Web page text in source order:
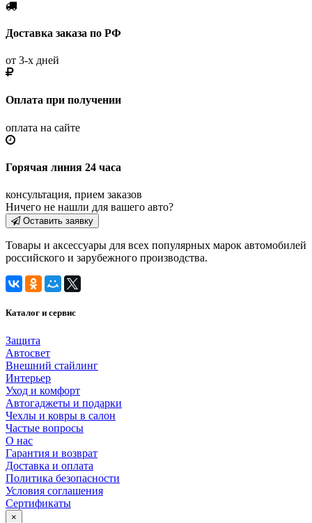
Доставка заказа по РФ
от 3-х дней
Оплата при получении
оплата на сайте
Горячая линия 24 часа
консультация, прием заказов
Ничего не нашли для вашего авто?
Оставить заявку
Товары и аксессуары для всех популярных марок автомобилей
российского и зарубежного производства.
Каталог и сервис
Защита
Автосвет
Внешний стайлинг
Интерьер
Уход и комфорт
Автогаджеты и подарки
Чехлы и ковры в салон
Частые вопросы
О нас
Гарантия и возврат
Доставка и оплата
Политика безопасности
Условия соглашения
Сертификаты
×